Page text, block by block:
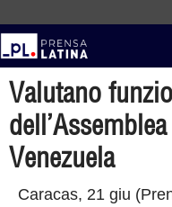
Valutano
Venezuela
Caracas, 21 giu